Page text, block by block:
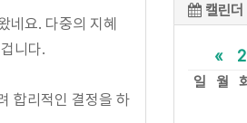
네요. 다중의 지혜
니다.
합리적인 결정을 하
캘린더
«
일 월